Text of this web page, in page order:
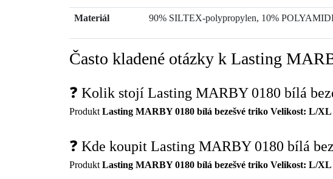
Materiál 90% SILTEX-polypropylen, 10%
Často kladené otázky k Lasting
❓ Kolik stojí Lasting MARBY 0180 bílá
Produkt Lasting MARBY 0180 bílá bezešvé triko Velikost: L/XL
❓ Kde koupit Lasting MARBY 0180 bílá
Produkt Lasting MARBY 0180 bílá bezešvé triko Velikost: L/XL